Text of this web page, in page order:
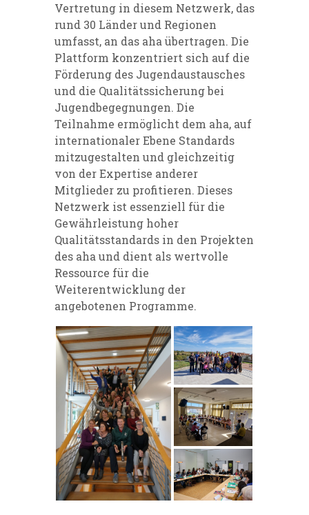
Vertretung in diesem Netzwerk, das
rund 30 Länder und Regionen
umfasst, an das aha übertragen. Die
Plattform konzentriert sich auf die
Förderung des Jugendaustausches
und die Qualitätssicherung bei
Jugendbegegnungen. Die
Teilnahme ermöglicht dem aha, auf
internationaler Ebene Standards
mitzugestalten und gleichzeitig
von der Expertise anderer
Mitglieder zu profitieren. Dieses
Netzwerk ist essenziell für die
Gewährleistung hoher
Qualitätsstandards in den Projekten
des aha und dient als wertvolle
Ressource für die
Weiterentwicklung der
angebotenen Programme.